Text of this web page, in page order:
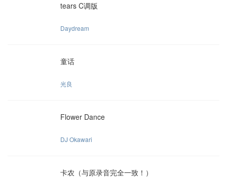
tears C调版
Daydream
童话
光良
Flower Dance
DJ Okawari
卡农（与原录音完全一致！）